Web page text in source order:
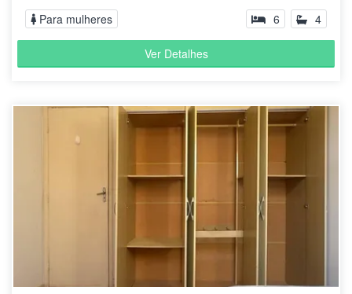
https://www.vivareal.com.br/venda/minas-
gerais/belo-horizonte/bairros/cruzeiro/?
utm_source=chatgpt.com "Imóveis à venda em
Cruzeiro, Belo Horizonte por ... - Viva Real" [4]:
jpqwtm5qp7?utm_source=chatgpt.com
"Cruzeiro, Belo Horizonte/MG - Como é morar
" O bairro Cruzeiro, em Belo Horizonte,
é uma área bastante residencial e
tranquila, conhecida por sua
localização central e proximidade a
Para mulheres 6 4
Ver Detalhes